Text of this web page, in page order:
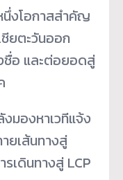
นึ่งโอกาสสำคัญ
ยตะวันออก
ชื่อ และต่อยอดสู่
งมองหาเวทีแจ้ง
ยเส้นทางสู่
เดินทางสู่ LCP